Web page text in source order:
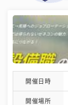
開催日時
開催場所